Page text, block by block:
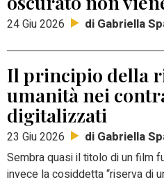
24 Giu 2026 di Gabriella
Il principio della
umanità nei
digitalizzati
23 Giu 2026 di Gabriella
Sembra quasi il titolo di un film
invece la cosiddetta “riserva di